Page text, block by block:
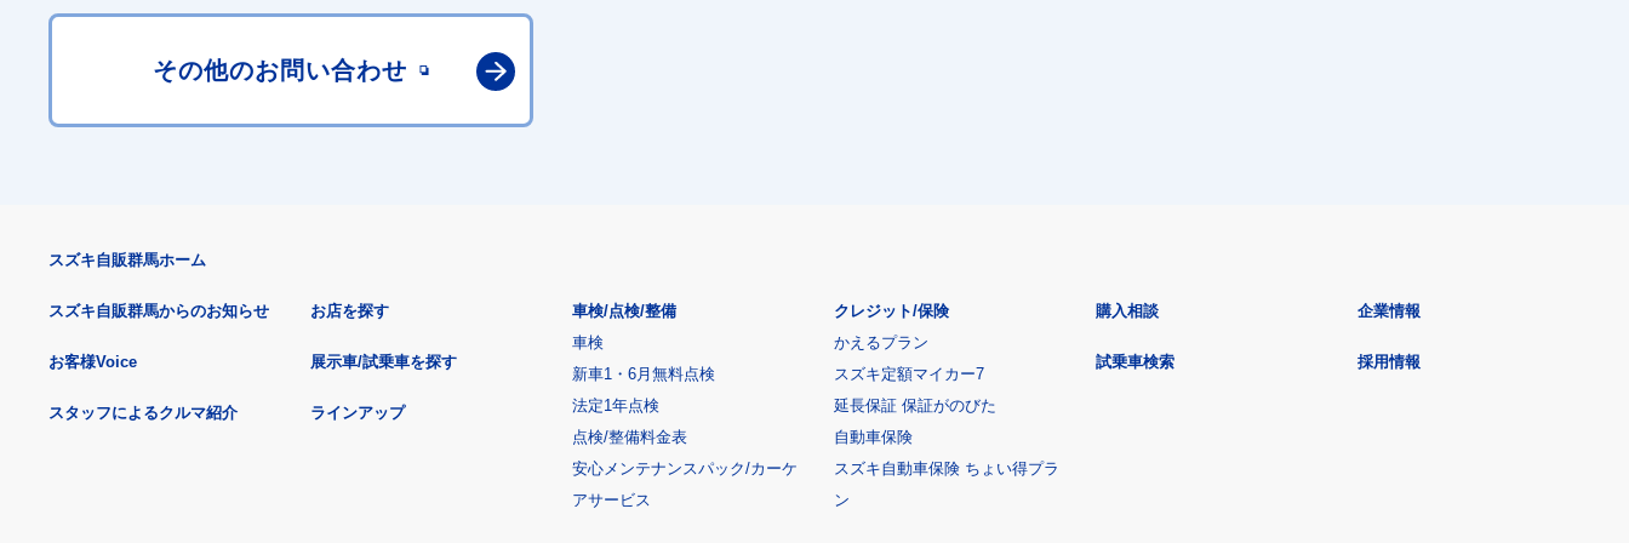
その他のお問い合わせ
スズキ自販群馬ホーム
スズキ自販群馬からのお知らせ
お客様Voice
スタッフによるクルマ紹介
お店を探す
展示車/試乗車を探す
ラインアップ
車検/点検/整備
車検
新車1・6月無料点検
法定1年点検
点検/整備料金表
安心メンテナンスパック/カーケ
アサービス
クレジット/保険
かえるプラン
スズキ定額マイカー7
延長保証 保証がのびた
自動車保険
スズキ自動車保険 ちょい得プラ
ン
購入相談
試乗車検索
企業情報
採用情報